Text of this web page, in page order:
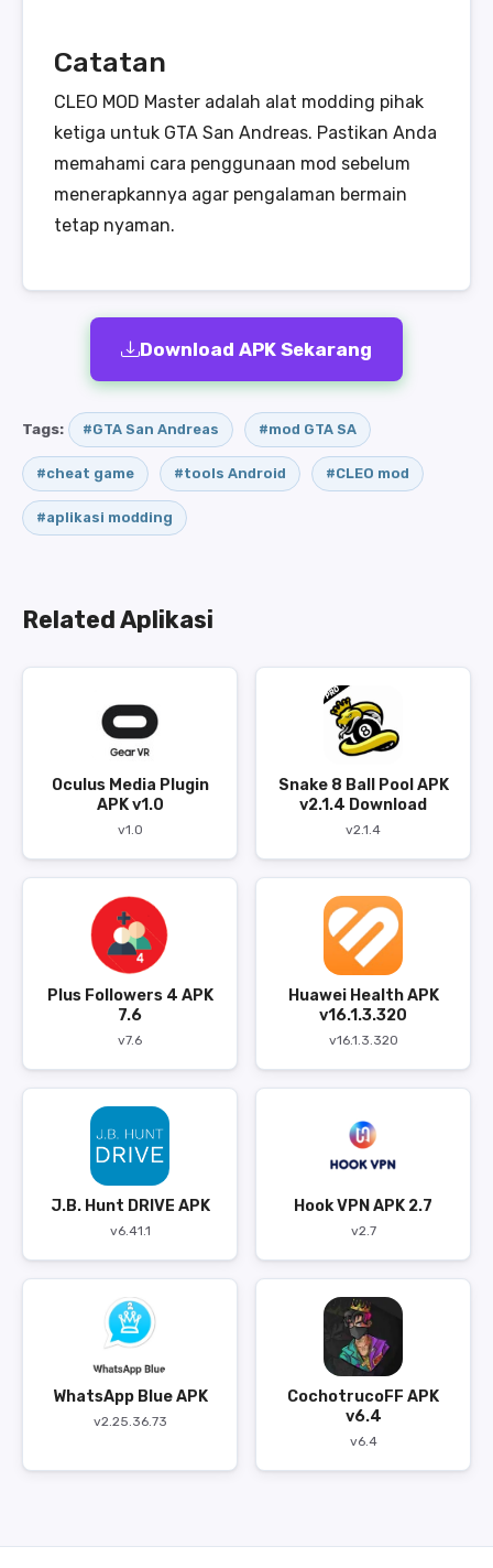
Catatan
CLEO MOD Master adalah alat modding pihak
ketiga untuk GTA San Andreas. Pastikan Anda
memahami cara penggunaan mod sebelum
menerapkannya agar pengalaman bermain
tetap nyaman.
Download APK Sekarang
Tags: #GTA San Andreas #mod GTA SA
#cheat game #tools Android #CLEO mod
#aplikasi modding
Related Aplikasi
Oculus Media Plugin
APK v1.0
v1.0
Snake 8 Ball Pool APK
v2.1.4 Download
v2.1.4
Plus Followers 4 APK
7.6
v7.6
Huawei Health APK
v16.1.3.320
v16.1.3.320
J.B. Hunt DRIVE APK
v6.41.1
Hook VPN APK 2.7
v2.7
WhatsApp Blue APK
v2.25.36.73
CochotrucoFF APK
v6.4
v6.4